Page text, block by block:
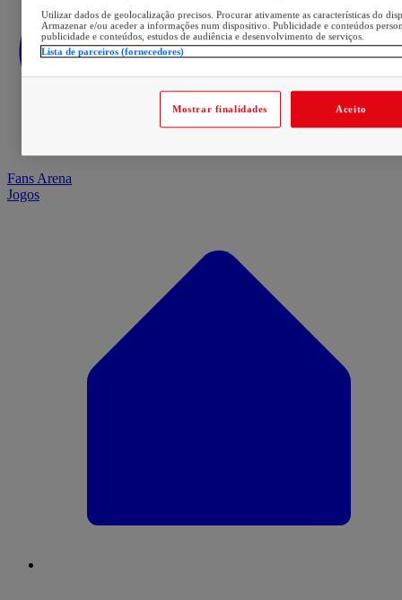
Fans Arena
Jogos
Utilizar dados de geolocalização precisos. Procurar ativamente as características do
Armazenar e/ou aceder a informações num dispositivo. Publicidade e conteúdos
publicidade e conteúdos, estudos de audiência e desenvolvimento de serviços.
Lista de parceiros (fornecedores)
Mostrar finalidades Aceito